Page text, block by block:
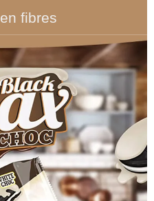
en fibres